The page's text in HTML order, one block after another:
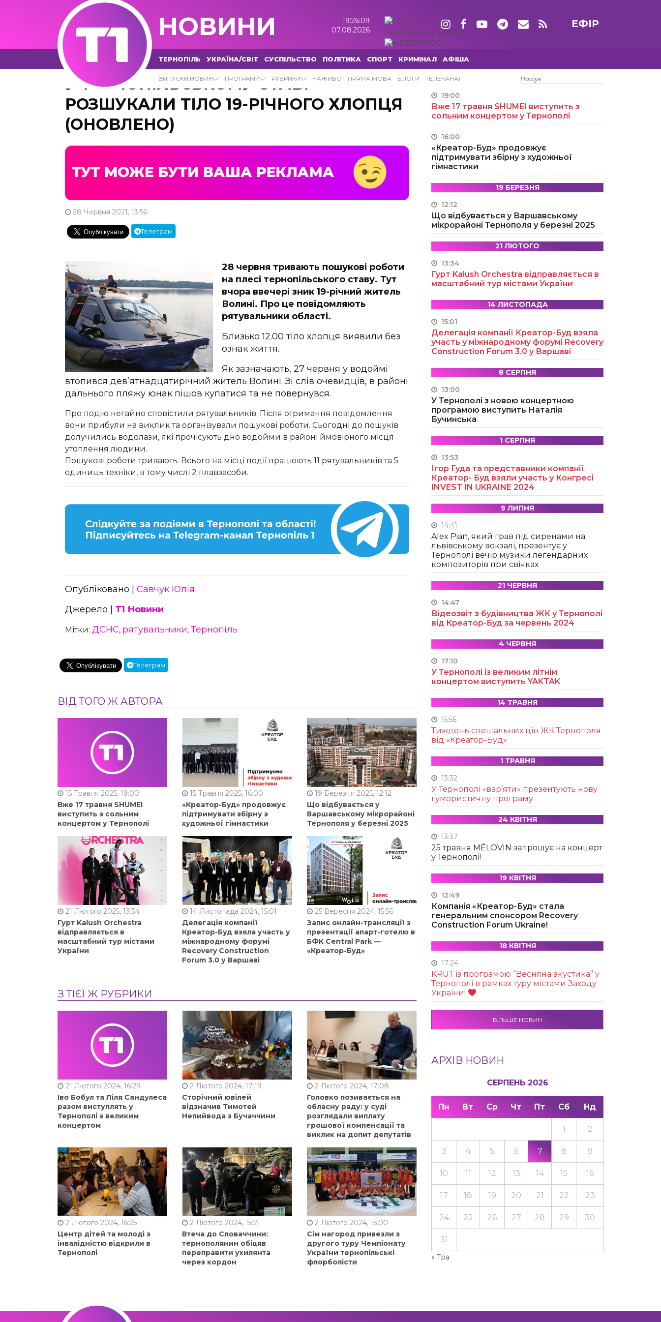
НОВИНИ
19:26:10
07.08.2026
ПОГОДА НА 2 ТИЖНІ
ЕФІР
ТЕРНОПІЛЬ УКРАЇНА/СВІТ СУСПІЛЬСТВО ПОЛІТИКА СПОРТ КРИМІНАЛ АФІША
ВИПУСКИ НОВИН ПРОГРАМИ РУБРИКИ НАЖИВО ПРЯМА МОВА БЛОГИ ТЕЛЕКАНАЛ
У ТЕРНОПІЛЬСЬКОМУ СТАВІ
РОЗШУКАЛИ ТІЛО 19-РІЧНОГО ХЛОПЦЯ
(ОНОВЛЕНО)
28 Червня 2021, 13:56
Телеграм
28 червня тривають пошукові роботи
на плесі тернопільського ставу. Тут
вчора ввечері зник 19-річний житель
Волині. Про це повідомляють
рятувальники області.
Близько 12.00 тіло хлопця виявили без
ознак життя.
Як зазначають, 27 червня у водоймі
втопився дев’ятнадцятирічний житель Волині. Зі слів очевидців, в районі
дальнього пляжу юнак пішов купатися та не повернувся.
Про подію негайно сповістили рятувальників. Після отримання повідомлення
вони прибули на виклик та організували пошукові роботи. Сьогодні до пошуків
долучились водолази, які прочісують дно водойми в районі ймовірного місця
утоплення людини.
Пошукові роботи тривають. Всього на місці події працюють 11 рятувальників та 5
одиниць техніки, в тому числі 2 плавзасоби.
Опубліковано | Савчук Юлія
Джерело | Т1 Новини
Мітки: ДСНС, рятувальники, Тернопіль
Телеграм
ВІД ТОГО Ж АВТОРА
15 Травня 2025, 19:00
Вже 17 травня SHUMEI
виступить з сольним
концертом у Тернополі
15 Травня 2025, 16:00
«Креатор-Буд» продовжує
підтримувати збірну з
художньої гімнастики
19 Березня 2025, 12:12
Що відбувається у
Варшавському мікрорайоні
Тернополя у березні 2025
21 Лютого 2025, 13:34
Гурт Kalush Orchestra
відправляється в
масштабний тур містами
України
14 Листопада 2024, 15:01
Делегація компанії
Креатор-Буд взяла участь у
міжнародному форумі
Recovery Construction
Forum 3.0 у Варшаві
25 Вересня 2024, 15:56
Запис онлайн-трансляції з
презентації апарт-готелю в
БФК Central Park —
«Креатор-Буд»
З ТІЄЇ Ж РУБРИКИ
21 Лютого 2024, 16:29
Іво Бобул та Ліля Сандулеса
разом виступлять у
Тернополі з великим
концертом
2 Лютого 2024, 17:19
Сторічний ювілей
відзначив Тимотей
Непийвода з Бучаччини
2 Лютого 2024, 17:08
Головко позивається на
обласну раду: у суді
розглядали виплату
грошової компенсації та
виклик на допит депутатів
2 Лютого 2024, 16:25
Центр дітей та молоді з
інвалідністю відкрили в
Тернополі
2 Лютого 2024, 15:21
Втеча до Словаччини:
тернополянин обіцяв
переправити ухилянта
через кордон
2 Лютого 2024, 15:00
Сім нагород привезли з
другого туру Чемпіонату
України тернопільські
флорболісти
15 ТРАВНЯ
19:00
Вже 17 травня SHUMEI виступить з
сольним концертом у Тернополі
16:00
«Креатор-Буд» продовжує
підтримувати збірну з художньої
гімнастики
19 БЕРЕЗНЯ
12:12
Що відбувається у Варшавському
мікрорайоні Тернополя у березні 2025
21 ЛЮТОГО
13:34
Гурт Kalush Orchestra відправляється в
масштабний тур містами України
14 ЛИСТОПАДА
15:01
Делегація компанії Креатор-Буд взяла
участь у міжнародному форумі Recovery
Construction Forum 3.0 у Варшаві
8 СЕРПНЯ
13:00
У Тернополі з новою концертною
програмою виступить Наталія
Бучинська
1 СЕРПНЯ
13:53
Ігор Гуда та представники компанії
Креатор- Буд взяли участь у Конгресі
INVEST IN UKRAINE 2024
9 ЛИПНЯ
14:41
Alex Pian, який грав під сиренами на
львівському вокзалі, презентує у
Тернополі вечір музики легендарних
композиторів при свічках
21 ЧЕРВНЯ
14:47
Відеозвіт з будівництва ЖК у Тернополі
від Креатор-Буд за червень 2024
4 ЧЕРВНЯ
17:10
У Тернополі із великим літнім
концертом виступить YAKTAK
14 ТРАВНЯ
15:56
Тиждень спеціальних цін ЖК Тернополя
від «Креатор-Буд»
1 ТРАВНЯ
13:32
У Тернополі «вар’яти» презентують нову
гумористичну програму
24 КВІТНЯ
13:37
25 травня MÉLOVIN запрошує на концерт
у Тернополі!
19 КВІТНЯ
12:49
Компанія «Креатор-Буд» стала
генеральним спонсором Recovery
Construction Forum Ukraine!
18 КВІТНЯ
17:24
KRUТ із програмою “Весняна акустика” у
Тернополі в рамках туру містами Заходу
України!
БІЛЬШЕ НОВИН
АРХІВ НОВИН
СЕРПЕНЬ 2026
Пн Вт Ср Чт Пт Сб Нд
« Тра
1 2
3 4 5 6 7 8 9
10 11 12 13 14 15 16
17 18 19 20 21 22 23
24 25 26 27 28 29 30
31